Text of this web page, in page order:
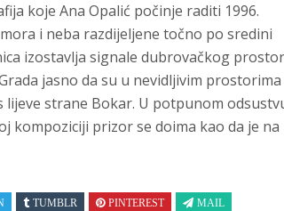
koje Ana Opalić počinje raditi 1996.
i neba razdijeljene točno po sredini
izostavlja signale dubrovačkog
jasno da su u nevidljivim prostorima
strane Bokar. U potpunom
kompoziciji prizor se doima kao da je na
TUMBLR PINTEREST MAIL